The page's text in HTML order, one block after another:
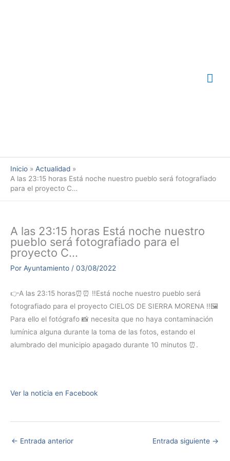
Inicio
Actualidad
A las 23:15 horas Está noche nuestro pueblo será fotografiado
para el proyecto C…
A las 23:15 horas Está noche nuestro
pueblo será fotografiado para el
proyecto C…
Por Ayuntamiento / 03/08/2022
👉A las 23:15 horas⏰⏰ ‼️Está noche nuestro pueblo será
fotografiado para el proyecto CIELOS DE SIERRA MORENA ‼️🖼️
Para ello el fotógrafo 📸 necesita que no haya contaminación
lumínica alguna durante la toma de las fotos, estando el
alumbrado del municipio apagado durante 10 minutos ⏰.
Ver la noticia en Facebook
← Entrada anterior Entrada siguiente →